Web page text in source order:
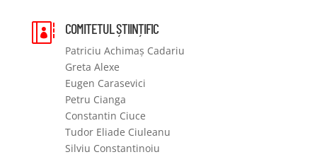
 COMITETUL ȘTIINȚIFIC
Patriciu Achimaș Cadariu
Greta Alexe
Eugen Carasevici
Petru Cianga
Constantin Ciuce
Tudor Eliade Ciuleanu
Silviu Constantinoiu